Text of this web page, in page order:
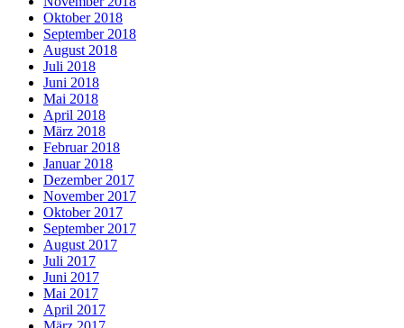
Oktober 2018
September 2018
August 2018
Juli 2018
Juni 2018
Mai 2018
April 2018
März 2018
Februar 2018
Januar 2018
Dezember 2017
November 2017
Oktober 2017
September 2017
August 2017
Juli 2017
Juni 2017
Mai 2017
April 2017